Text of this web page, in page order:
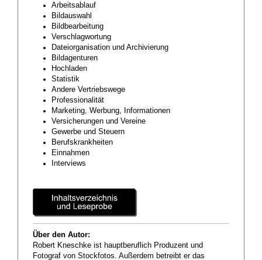
Arbeitsablauf
Bildauswahl
Bildbearbeitung
Verschlagwortung
Dateiorganisation und Archivierung
Bildagenturen
Hochladen
Statistik
Andere Vertriebswege
Professionalität
Marketing, Werbung, Informationen
Versicherungen und Vereine
Gewerbe und Steuern
Berufskrankheiten
Einnahmen
Interviews
Über den Autor:
Robert Kneschke ist hauptberuflich Produzent und
Fotograf von Stockfotos. Außerdem betreibt er das